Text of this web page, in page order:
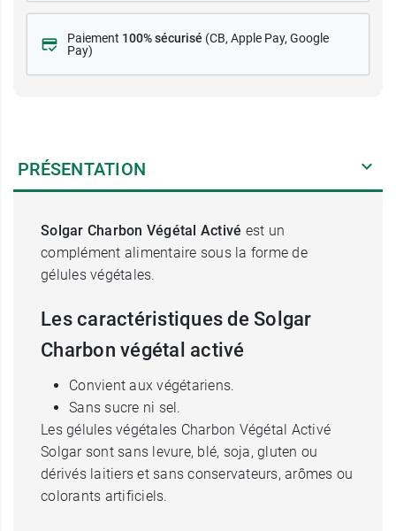
Paiement 100% sécurisé (CB, Apple Pay, Google
Pay)
PRÉSENTATION
Solgar Charbon Végétal Activé est un
complément alimentaire sous la forme de
gélules végétales.
Les caractéristiques de Solgar
Charbon végétal activé
Convient aux végétariens.
Sans sucre ni sel.
Les gélules végétales Charbon Végétal Activé
Solgar sont sans levure, blé, soja, gluten ou
dérivés laitiers et sans conservateurs, arômes ou
colorants artificiels.